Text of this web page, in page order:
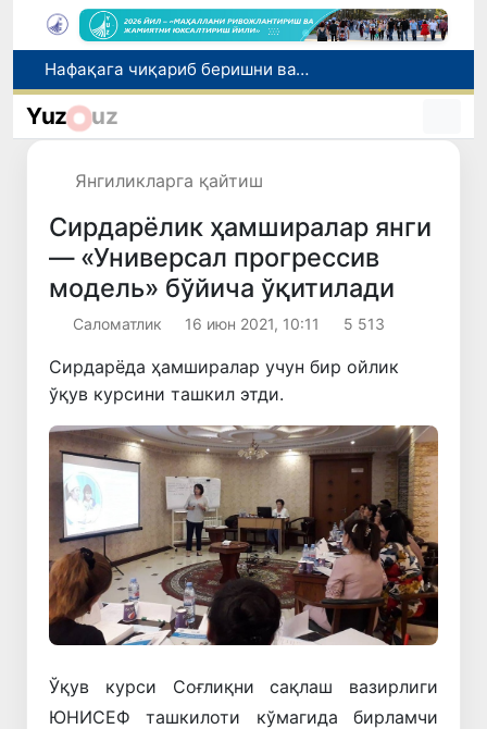
Нафақага чиқариб беришни ваъда қилган бош мутахассис ушланди
Рақобат қўмитаси биологик фаол қўшимчалар рекламаси бўйича огоҳлантирди
Yuz uz
Янгиликларга қайтиш
Сирдарёлик ҳамширалар янги
— «Универсал прогрессив
модель» бўйича ўқитилади
Саломатлик 16 июн 2021, 10:11 5 513
Сирдарёда ҳамширалар учун бир ойлик
ўқув курсини ташкил этди.
Ўқув курси Соғлиқни сақлаш вазирлиги
ЮНИСEФ ташкилоти кўмагида бирламчи